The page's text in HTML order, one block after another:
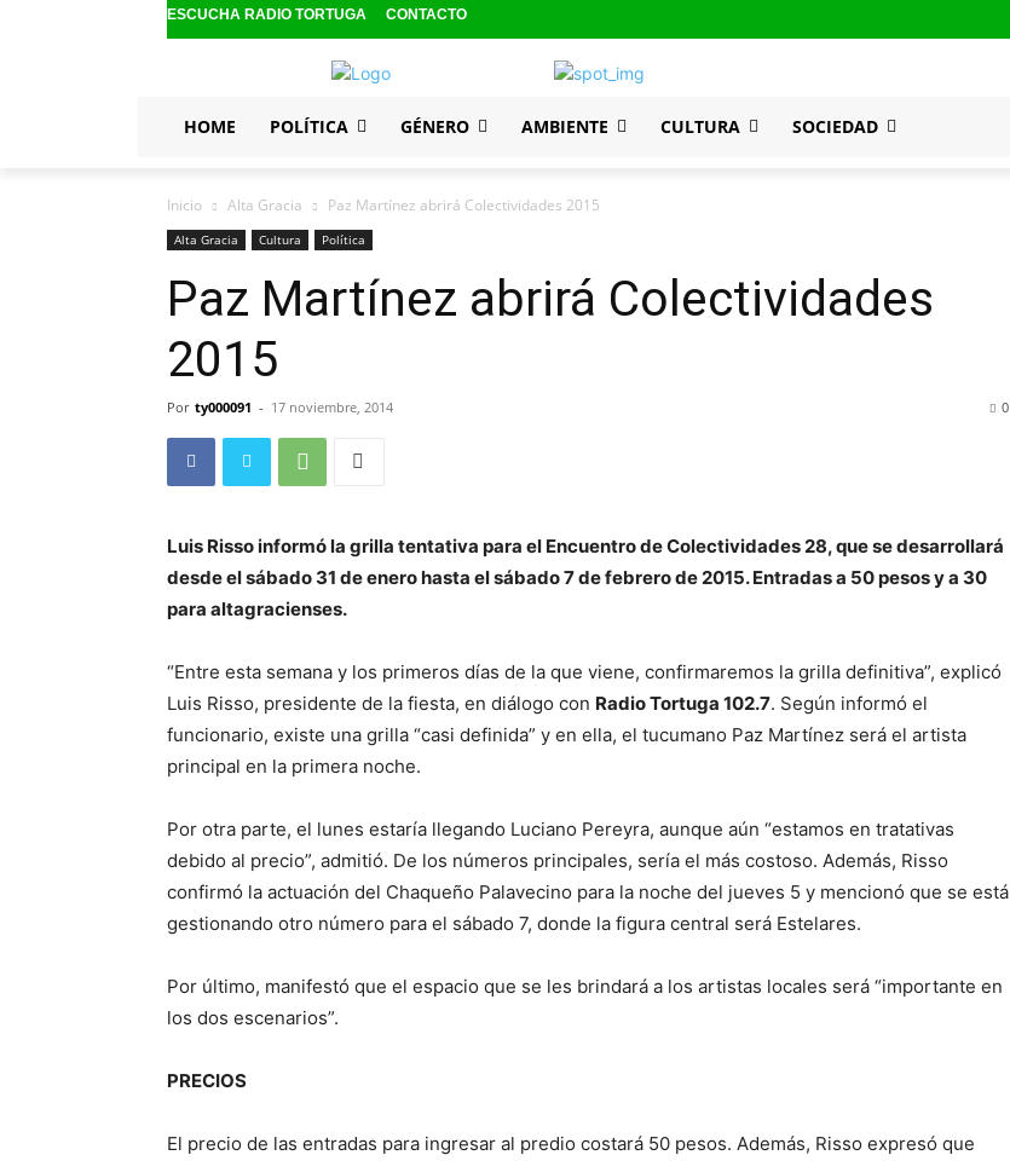
ESCUCHA RADIO TORTUGA CONTACTO
HOME POLÍTICA GÉNERO AMBIENTE CULTURA SOCIEDAD
Inicio Alta Gracia Paz Martínez abrirá Colectividades 2015
Alta Gracia Cultura Política
Paz Martínez abrirá Colectividades
2015
Por ty000091 - 17 noviembre, 2014 0
Luis Risso informó la grilla tentativa para el Encuentro de Colectividades 28, que se desarrollará
desde el sábado 31 de enero hasta el sábado 7 de febrero de 2015. Entradas a 50 pesos y a 30
para altagracienses.
“Entre esta semana y los primeros días de la que viene, confirmaremos la grilla definitiva”, explicó
Luis Risso, presidente de la fiesta, en diálogo con Radio Tortuga 102.7. Según informó el
funcionario, existe una grilla “casi definida” y en ella, el tucumano Paz Martínez será el artista
principal en la primera noche.
Por otra parte, el lunes estaría llegando Luciano Pereyra, aunque aún “estamos en tratativas
debido al precio”, admitió. De los números principales, sería el más costoso. Además, Risso
confirmó la actuación del Chaqueño Palavecino para la noche del jueves 5 y mencionó que se está
gestionando otro número para el sábado 7, donde la figura central será Estelares.
Por último, manifestó que el espacio que se les brindará a los artistas locales será “importante en
los dos escenarios”.
PRECIOS
El precio de las entradas para ingresar al predio costará 50 pesos. Además, Risso expresó que